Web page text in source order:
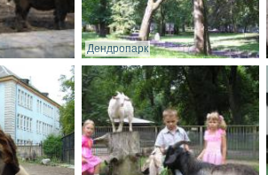
Дендропарк